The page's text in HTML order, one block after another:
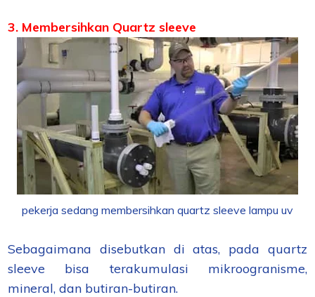
3. Membersihkan Quartz sleeve
pekerja sedang membersihkan quartz sleeve lampu uv
Sebagaimana disebutkan di atas, pada quartz
sleeve bisa terakumulasi mikroogranisme,
mineral, dan butiran-butiran.